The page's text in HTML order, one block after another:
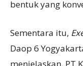
bentuk yang
Sementara itu,
Daop 6
menjelaskan, PT